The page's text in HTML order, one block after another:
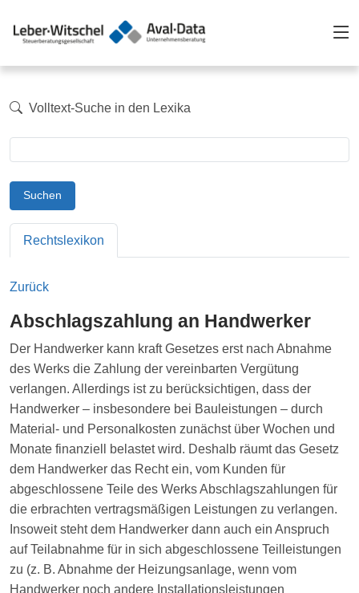
Volltext-Suche in den Lexika
Suchen
Rechtslexikon
Zurück
Abschlagszahlung an Handwerker
Der Handwerker kann kraft Gesetzes erst nach Abnahme
des Werks die Zahlung der vereinbarten Vergütung
verlangen. Allerdings ist zu berücksichtigen, dass der
Handwerker – insbesondere bei Bauleistungen – durch
Material- und Personalkosten zunächst über Wochen und
Monate finanziell belastet wird. Deshalb räumt das Gesetz
dem Handwerker das Recht ein, vom Kunden für
abgeschlossene Teile des Werks Ab­schlagszahlungen für
die erbrachten vertragsmäßigen Leistungen zu verlangen.
In­so­weit steht dem Handwerker dann auch ein Anspruch
auf Teilabnahme für in sich abgeschlossene Teilleistungen
zu (z. B. Abnahme der Heizungsanlage, wenn vom
Handwerker noch andere Installationsleistungen